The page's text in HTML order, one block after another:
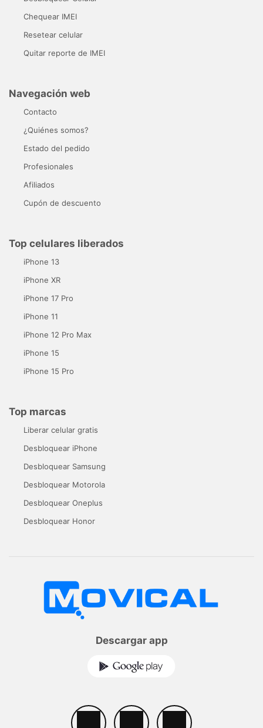
Chequear IMEI
Resetear celular
Quitar reporte de IMEI
Navegación web
Contacto
¿Quiénes somos?
Estado del pedido
Profesionales
Afiliados
Cupón de descuento
Top celulares liberados
iPhone 13
iPhone XR
iPhone 17 Pro
iPhone 11
iPhone 12 Pro Max
iPhone 15
iPhone 15 Pro
Top marcas
Liberar celular gratis
Desbloquear iPhone
Desbloquear Samsung
Desbloquear Motorola
Desbloquear Oneplus
Desbloquear Honor
Descargar app